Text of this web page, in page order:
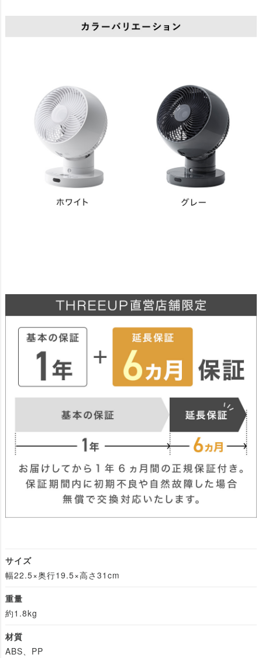
サイズ
幅22.5×奥行19.5×高さ31cm
重量
約1.8kg
材質
ABS、PP